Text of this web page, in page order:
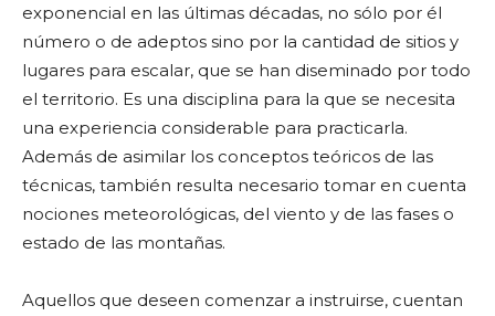
exponencial en las últimas décadas, no sólo por él
número o de adeptos sino por la cantidad de sitios y
lugares para escalar, que se han diseminado por todo
el territorio. Es una disciplina para la que se necesita
una experiencia considerable para practicarla.
Además de asimilar los conceptos teóricos de las
técnicas, también resulta necesario tomar en cuenta
nociones meteorológicas, del viento y de las fases o
estado de las montañas.
Aquellos que deseen comenzar a instruirse, cuentan